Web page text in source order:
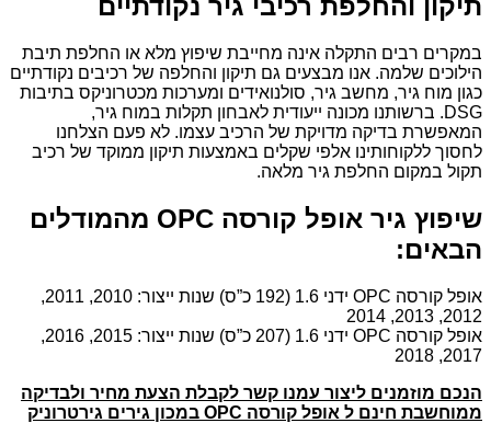
תיקון והחלפת רכיבי גיר נקודתיים
במקרים רבים התקלה אינה מחייבת שיפוץ מלא או החלפת תיבת
הילוכים שלמה. אנו מבצעים גם תיקון והחלפה של רכיבים נקודתיים
כגון מוח גיר, מחשב גיר, סולנואידים ומערכות מכטרוניקס בתיבות
DSG. ברשותנו מכונה ייעודית לאבחון תקלות במוח גיר,
המאפשרת בדיקה מדויקת של הרכיב עצמו. לא פעם הצלחנו
לחסוך ללקוחותינו אלפי שקלים באמצעות תיקון ממוקד של רכיב
תקול במקום החלפת גיר מלאה.
שיפוץ גיר אופל קורסה OPC מהמודלים
הבאים:
אופל קורסה OPC ידני 1.6 (192 כ”ס) שנות ייצור: 2010, 2011,
2012, 2013, 2014
אופל קורסה OPC ידני 1.6 (207 כ”ס) שנות ייצור: 2015, 2016,
2017, 2018
הנכם מוזמנים ליצור עמנו קשר לקבלת הצעת מחיר ולבדיקה
ממוחשבת חינם ל אופל קורסה OPC במכון גירים גירטרוניק